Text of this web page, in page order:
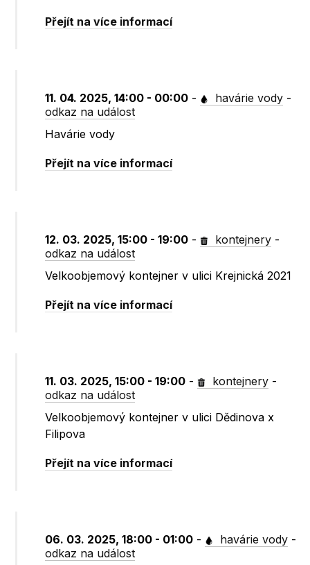
Přejít na více informací
11. 04. 2025, 14:00 - 00:00 - havárie vody -
odkaz na událost
Havárie vody
Přejít na více informací
12. 03. 2025, 15:00 - 19:00 - kontejnery -
odkaz na událost
Velkoobjemový kontejner v ulici Krejnická 2021
Přejít na více informací
11. 03. 2025, 15:00 - 19:00 - kontejnery -
odkaz na událost
Velkoobjemový kontejner v ulici Dědinova x
Filipova
Přejít na více informací
06. 03. 2025, 18:00 - 01:00 - havárie vody -
odkaz na událost